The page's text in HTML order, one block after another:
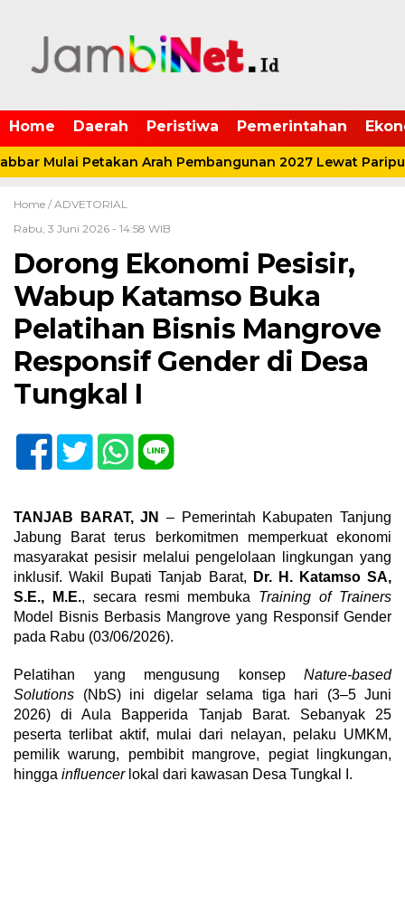
Home Daerah Peristiwa Pemerintahan
Mulai Petakan Arah Pembangunan 2027 Lewat
Home / ADVETORIAL
Rabu, 3 Juni 2026 - 14:58 WIB
Dorong Ekonomi Pesisir,
Wabup Katamso Buka
Pelatihan Bisnis Mangrove
Responsif Gender di Desa
Tungkal I
TANJAB BARAT, JN – Pemerintah Kabupaten Tanjung
Jabung Barat terus berkomitmen memperkuat ekonomi
masyarakat pesisir melalui pengelolaan lingkungan yang
inklusif. Wakil Bupati Tanjab Barat,
Dr. H. Katamso SA,
S.E., M.E., secara resmi membuka Training of Trainers
Model Bisnis Berbasis Mangrove yang Responsif Gender
pada Rabu (03/06/2026).
Pelatihan yang mengusung konsep Nature-based
Solutions (NbS) ini digelar selama tiga hari (3–5 Juni
2026) di Aula Bapperida Tanjab Barat. Sebanyak 25
peserta terlibat aktif, mulai dari nelayan, pelaku UMKM,
pemilik warung, pembibit mangrove, pegiat lingkungan,
hingga influencerlokal dari kawasan Desa Tungkal I.